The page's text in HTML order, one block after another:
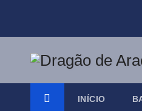
INÍCIO